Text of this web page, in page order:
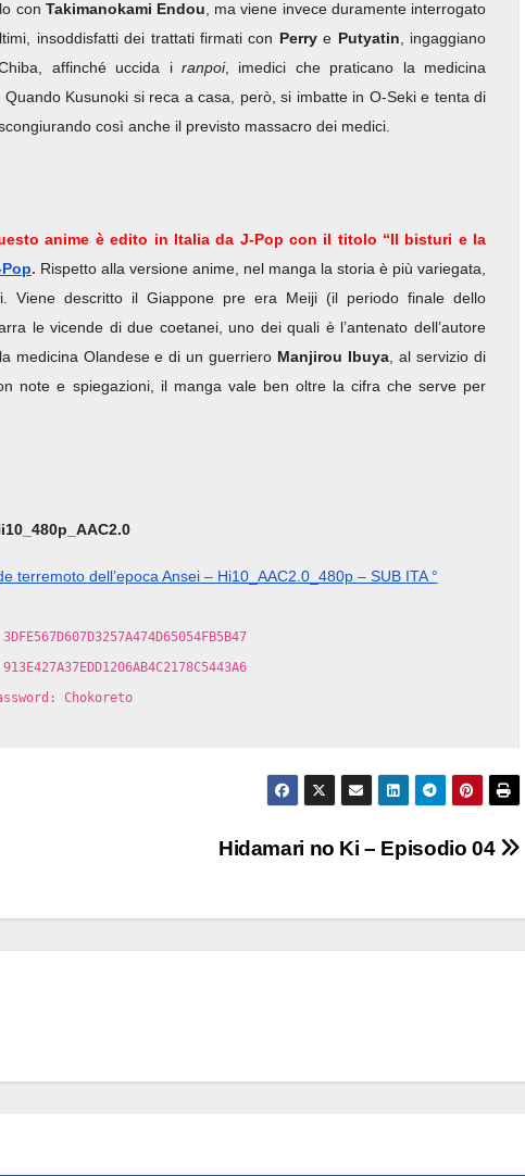
con Takimanokami Endou , ma viene invece duramente interrogato
insoddisfatti dei trattati firmati con Perrye Putyatin , ingaggiano
affinché uccida iranpoi, imedici che praticano la medicina
Kusunoki si reca a casa, però, si imbatte in O-Seki e tenta di
così anche il previsto massacro dei medici.
anime è edito in Italia da J-Pop con il titolo “Il bisturi e la
. Rispetto alla versione anime, nel manga la storia è più variegata,
Viene descritto il Giappone pre era Meiji (il periodo finale dello
le vicende di due coetanei, uno dei quali è l’antenato dell’autore
medicina Olandese e di un guerriero Manjirou Ibuya , al servizio di
note e spiegazioni, il manga vale ben oltre la cifra che serve per
terremoto dell’epoca Ansei – Hi10_AAC2.0_480p – SUB ITA °
Chokoreto
Hidamari no Ki – Episodio 04